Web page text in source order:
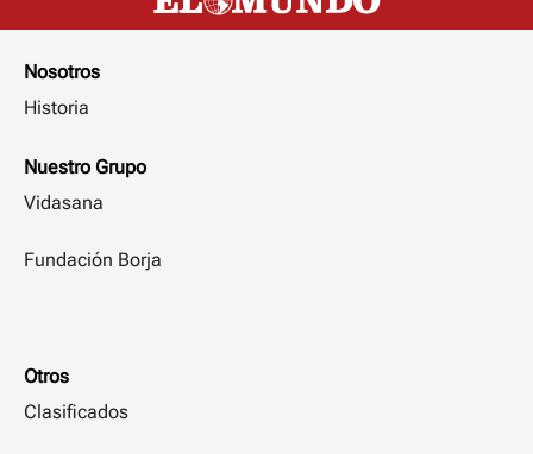
Nosotros
Historia
Nuestro Grupo
Vidasana
Fundación Borja
Otros
Clasificados